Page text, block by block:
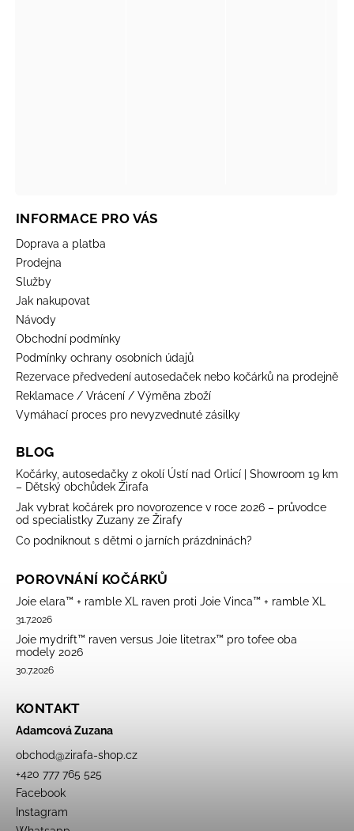
INFORMACE PRO VÁS
Doprava a platba
Prodejna
Služby
Jak nakupovat
Návody
Obchodní podmínky
Podmínky ochrany osobních údajů
Rezervace předvedení autosedaček nebo kočárků na prodejně
Reklamace / Vrácení / Výměna zboží
Vymáhací proces pro nevyzvednuté zásilky
BLOG
Kočárky, autosedačky z okolí Ústí nad Orlicí | Showroom 19 km
– Dětský obchůdek Žirafa
Jak vybrat kočárek pro novorozence v roce 2026 – průvodce
od specialistky Zuzany ze Žirafy
Co podniknout s dětmi o jarních prázdninách?
POROVNÁNÍ KOČÁRKŮ
Joie elara™ + ramble XL raven proti Joie Vinca™ + ramble XL
31.7.2026
Joie mydrift™ raven versus Joie litetrax™ pro tofee oba
modely 2026
30.7.2026
KONTAKT
Adamcová Zuzana
obchod@zirafa-shop.cz
+420 777 765 525
Facebook
Instagram